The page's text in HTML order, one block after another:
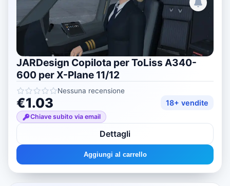
JARDesign Copilota per ToLiss A340-
600 per X-Plane 11/12
Nessuna recensione
€1.03 18+ vendite
Chiave subito via email
Dettagli
Aggiungi al carrello